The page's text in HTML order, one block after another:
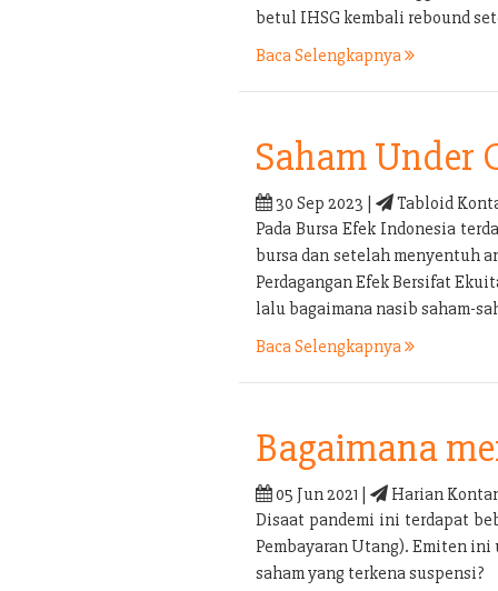
betul IHSG kembali rebound
Baca Selengkapnya
Saham Under
30 Sep 2023 |
Tabloid
Pada Bursa Efek Indonesia
bursa dan setelah menyentuh
Perdagangan Efek Bersifat
lalu bagaimana nasib saham-
Baca Selengkapnya
Bagaimana
05 Jun 2021 |
Harian
Disaat pandemi ini terdapat
Pembayaran Utang). Emiten ini
saham yang terkena suspensi?